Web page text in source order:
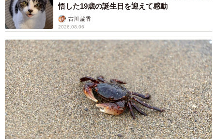
悟した19歳の誕生日を迎えて感動
古川 諭香
2026.08.06